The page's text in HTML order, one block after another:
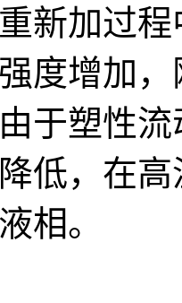
新加过
度增加
于塑性
低，在
相。